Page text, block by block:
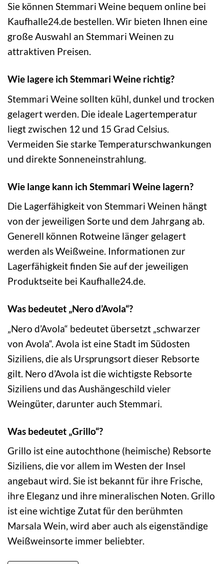
Sie können Stemmari Weine bequem online bei
Kaufhalle24.de bestellen. Wir bieten Ihnen eine
große Auswahl an Stemmari Weinen zu
attraktiven Preisen.
Wie lagere ich Stemmari Weine richtig?
Stemmari Weine sollten kühl, dunkel und trocken
gelagert werden. Die ideale Lagertemperatur
liegt zwischen 12 und 15 Grad Celsius.
Vermeiden Sie starke Temperaturschwankungen
und direkte Sonneneinstrahlung.
Wie lange kann ich Stemmari Weine lagern?
Die Lagerfähigkeit von Stemmari Weinen hängt
von der jeweiligen Sorte und dem Jahrgang ab.
Generell können Rotweine länger gelagert
werden als Weißweine. Informationen zur
Lagerfähigkeit finden Sie auf der jeweiligen
Produktseite bei Kaufhalle24.de.
Was bedeutet „Nero d’Avola“?
„Nero d’Avola“ bedeutet übersetzt „schwarzer
von Avola“. Avola ist eine Stadt im Südosten
Siziliens, die als Ursprungsort dieser Rebsorte
gilt. Nero d’Avola ist die wichtigste Rebsorte
Siziliens und das Aushängeschild vieler
Weingüter, darunter auch Stemmari.
Was bedeutet „Grillo“?
Grillo ist eine autochthone (heimische) Rebsorte
Siziliens, die vor allem im Westen der Insel
angebaut wird. Sie ist bekannt für ihre Frische,
ihre Eleganz und ihre mineralischen Noten. Grillo
ist eine wichtige Zutat für den berühmten
Marsala Wein, wird aber auch als eigenständige
Weißweinsorte immer beliebter.